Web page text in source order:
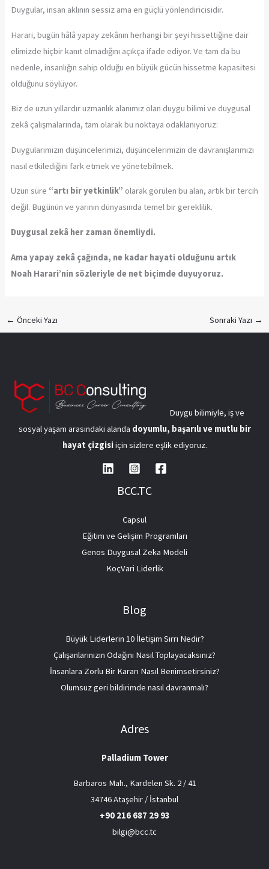
Duygular, insan aklının sessiz ama en güçlü yönlendiricisidir.
Harari, bugün hâlâ yapay zekânın herhangi bir şeyi hissettiğine dair
elimizde hiçbir kanıt olmadığını açıkça ifade ediyor. Ve tam da bu
nedenle, insanlığın sahip olduğu en büyük gücün hissetme kapasitesi
olduğunu söylüyor.
Biz de uzun yıllardır uzmanlık alanımız olan duygu bilimi ve duygusal
zekâ çalışmalarında, tam olarak bu noktaya odaklanıyoruz:
Duygularımızın düşüncelerimizi, düşüncelerimizin de davranışlarımızı
nasıl etkilediğini fark etmek ve yönetebilmek.
Uzun süre “artı bir yetkinlik” olarak görülen bu alan, artık bir tercih
değil. Bugünün ve yarının dünyasında temel bir gereklilik.
Duygusal zekâ her zaman önemliydi.
Ama yapay zekâ çağında, ne kadar hayati olduğunu artık
Noah Harari’nin sözleriyle de net biçimde duyuyoruz.
← Önceki Yazı Sonraki Yazı →
Duygu bilimiyle, iş ve
sosyal yaşam arasındaki alanda doyumlu, başarılı ve mutlu bir
hayat çizgisiiçin sizlere eşlik ediyoruz.
BCC.TC
Capsul
Eğitim ve Gelişim Programları
Genos Duygusal Zeka Modeli
KoçVari Liderlik
Blog
Büyük Liderlerin 10 İletişim Sırrı Nedir?
Çalışanlarınızın Odağını Nasıl Toplayacaksınız?
İnsanlara Zorlu Bir Kararı Nasıl Benimsetirsiniz?
Olumsuz geri bildirimde nasıl davranmalı?
Adres
Palladium Tower
Barbaros Mah., Kardelen Sk. 2 / 41
34746 Ataşehir / İstanbul
+90 216 687 29 93
bilgi@bcc.tc